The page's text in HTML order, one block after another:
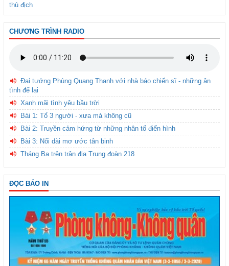
thù địch
CHƯƠNG TRÌNH RADIO
Đại tướng Phùng Quang Thanh với nhà báo chiến sĩ - những ân
tình để lại
Xanh mãi tình yêu bầu trời
Bài 1: Tổ 3 người - xưa mà không cũ
Bài 2: Truyền cảm hứng từ những nhân tố điển hình
Bài 3: Nối dài mơ ước tân binh
Tháng Ba trên trận địa Trung đoàn 218
ĐỌC BÁO IN